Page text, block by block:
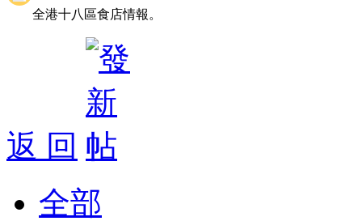
全港十八區食店情報。
返 回
全部